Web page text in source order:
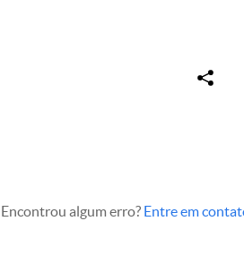
Encontrou algum erro? Entre em